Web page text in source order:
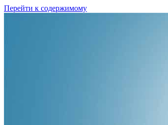
Перейти к содержимому